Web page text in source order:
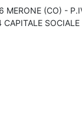
(CO) -
SOCIALE